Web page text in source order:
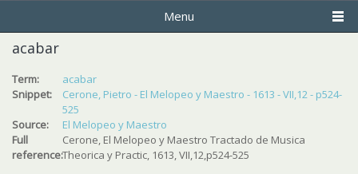
Menu
acabar
Term:
acabar
Snippet:
Cerone, Pietro - El Melopeo y Maestro - 1613 - VII,12 - p524-
525
Source:
El Melopeo y Maestro
Full
reference:
Cerone, El Melopeo y Maestro Tractado de Musica
Theorica y Practic, 1613, VII,12,p524-525